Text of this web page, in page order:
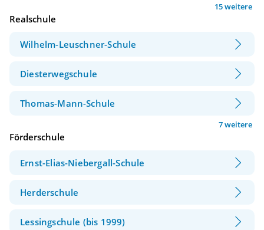
15 weitere
Realschule
Wilhelm-Leuschner-Schule
Diesterwegschule
Thomas-Mann-Schule
7 weitere
Förderschule
Ernst-Elias-Niebergall-Schule
Herderschule
Lessingschule (bis 1999)